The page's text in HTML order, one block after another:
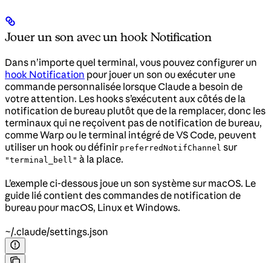
Jouer un son avec un hook Notification
Dans n’importe quel terminal, vous pouvez configurer un
hook Notification pour jouer un son ou exécuter une
commande personnalisée lorsque Claude a besoin de
votre attention. Les hooks s’exécutent aux côtés de la
notification de bureau plutôt que de la remplacer, donc les
terminaux qui ne reçoivent pas de notification de bureau,
comme Warp ou le terminal intégré de VS Code, peuvent
utiliser un hook ou définir preferredNotifChannel sur
"terminal_bell" à la place.
L’exemple ci-dessous joue un son système sur macOS. Le
guide lié contient des commandes de notification de
bureau pour macOS, Linux et Windows.
~/.claude/settings.json